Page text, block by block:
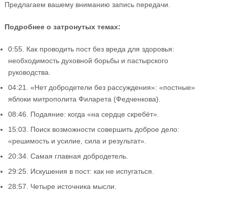
Предлагаем вашему вниманию запись передачи.
Подробнее о затронутых темах:
0:55. Как проводить пост без вреда для здоровья:
необходимость духовной борьбы и пастырского
руководства.
04:21. «Нет добродетели без рассуждения»: «постные»
яблоки митрополита Филарета (Федченкова).
08:46. Подаяние: когда «на сердце скребёт».
15:03. Поиск возможности совершить доброе дело:
«решимость и усилие, сила и результат».
20:34. Самая главная добродетель.
29:25. Искушения в пост: как не испугаться.
28:57. Четыре источника мысли.